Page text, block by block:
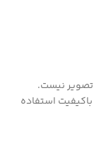
نیست.
استفاده